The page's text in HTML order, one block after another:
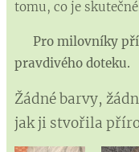
tomu, co je
Pro milovníky
pravdivého doteku.
Žádné barvy,
jak ji stvořila